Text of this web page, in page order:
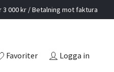
000 kr / Betalning mot faktura
Favoriter Logga in